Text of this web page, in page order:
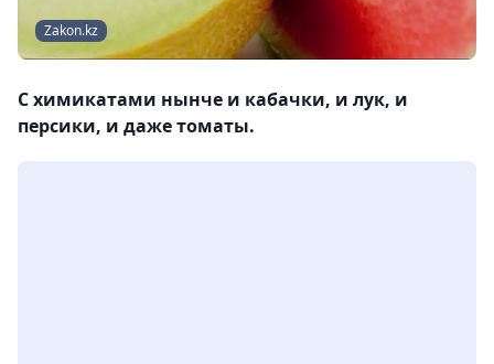
Zakon.kz
С химикатами нынче и кабачки, и лук, и
персики, и даже томаты.